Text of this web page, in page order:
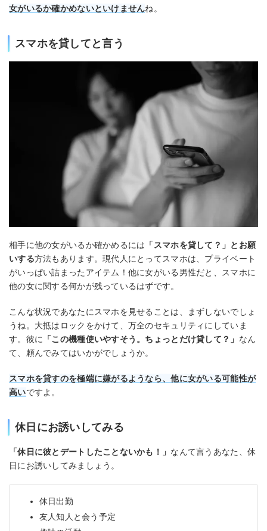
女がいるか確かめないといけませんね。
スマホを貸してと言う
相手に他の女がいるか確かめるには 「スマホを貸して？」とお願
いする方法もあります。現代人にとってスマホは、プライベート
がいっぱい詰まったアイテム！他に女がいる男性だと、スマホに
他の女に関する何かが残っているはずです。
こんな状況であなたにスマホを見せることは、まずしないでしょ
うね。大抵はロックをかけて、万全のセキュリティにしていま
す。彼に
「この機種使いやすそう。ちょっとだけ貸して？」 なん
て、頼んでみてはいかがでしょうか。
スマホを貸すのを極端に嫌がるようなら、他に女がいる可能性が
高いですよ。
休日にお誘いしてみる
「休日に彼とデートしたことないかも！」 なんて言うあなた、休
日にお誘いしてみましょう。
休日出勤
友人知人と会う予定